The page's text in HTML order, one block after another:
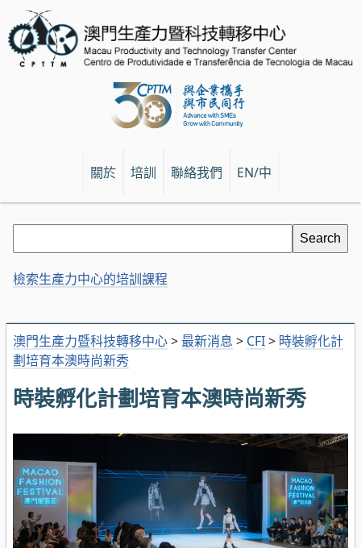
關於 培訓 聯絡我們 EN/中
澳門生產力暨科技轉移中心> 最新消息 > CFI> 時裝孵化計
劃培育本澳時尚新秀
時裝孵化計劃培育本澳時尚新秀
檢索生產力中心的培訓課程